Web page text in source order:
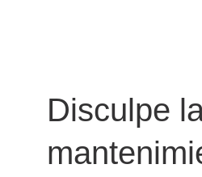
Disculpe